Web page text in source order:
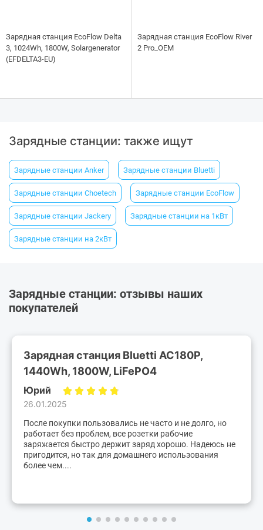
Зарядная станция EcoFlow Delta
3, 1024Wh, 1800W, Solargenerator
(EFDELTA3-EU)
Зарядная станция EcoFlow River
2 Pro_OEM
Зарядные станции: также ищут
Зарядные станции Anker Зарядные станции Bluetti
Зарядные станции Choetech Зарядные станции EcoFlow
Зарядные станции Jackery Зарядные станции на 1кВт
Зарядные станции на 2кВт
Зарядные станции: отзывы наших
покупателей
Зарядная станция Bluetti AC180P,
1440Wh, 1800W, LiFePO4
Юрий
26.01.2025
После покупки пользовались не часто и не долго, но
работает без проблем, все розетки рабочие
заряжается быстро держит заряд хорошо. Надеюсь не
пригодится, но так для домашнего использования
более чем....